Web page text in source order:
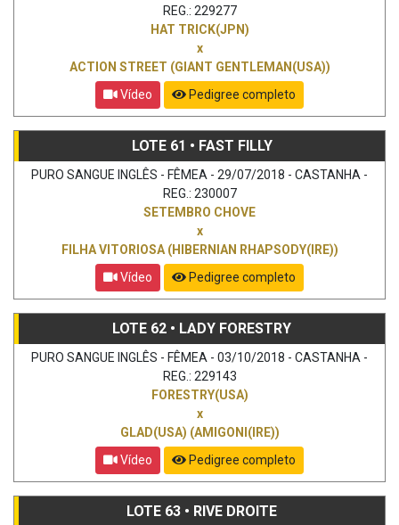
REG.: 229277
HAT TRICK(JPN)
x
ACTION STREET (GIANT GENTLEMAN(USA))
Vídeo
Pedigree completo
LOTE 61 • FAST FILLY
PURO SANGUE INGLÊS - FÊMEA - 29/07/2018 - CASTANHA -
REG.: 230007
SETEMBRO CHOVE
x
FILHA VITORIOSA (HIBERNIAN RHAPSODY(IRE))
Vídeo
Pedigree completo
LOTE 62 • LADY FORESTRY
PURO SANGUE INGLÊS - FÊMEA - 03/10/2018 - CASTANHA -
REG.: 229143
FORESTRY(USA)
x
GLAD(USA) (AMIGONI(IRE))
Vídeo
Pedigree completo
LOTE 63 • RIVE DROITE